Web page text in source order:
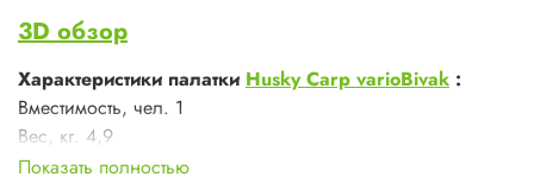
3D обзор
Характеристики палатки Husky Carp varioBivak :
Вместимость, чел. 1
Вес, кг. 4,9
Высота, м.&nbsp;1,50
Показать полностью